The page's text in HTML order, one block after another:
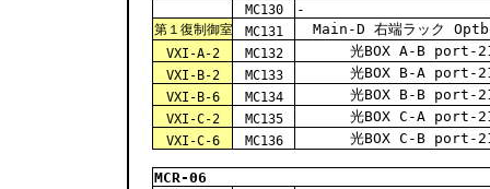
MC130 -
第１復制御室 MC131 Main-D 右端ラック
VXI-A-2 MC132 光BOX A-B port-
VXI-B-2 MC133 光BOX B-A port-
VXI-B-6 MC134 光BOX B-B port-
VXI-C-2 MC135 光BOX C-A port-
VXI-C-6 MC136 光BOX C-B port-
MCR-06